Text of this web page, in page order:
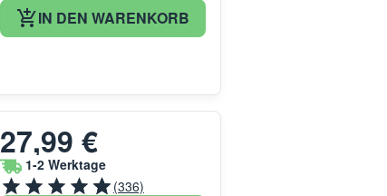
IN DEN WARENKORB
27,99 €
1-2 Werktage
(336)